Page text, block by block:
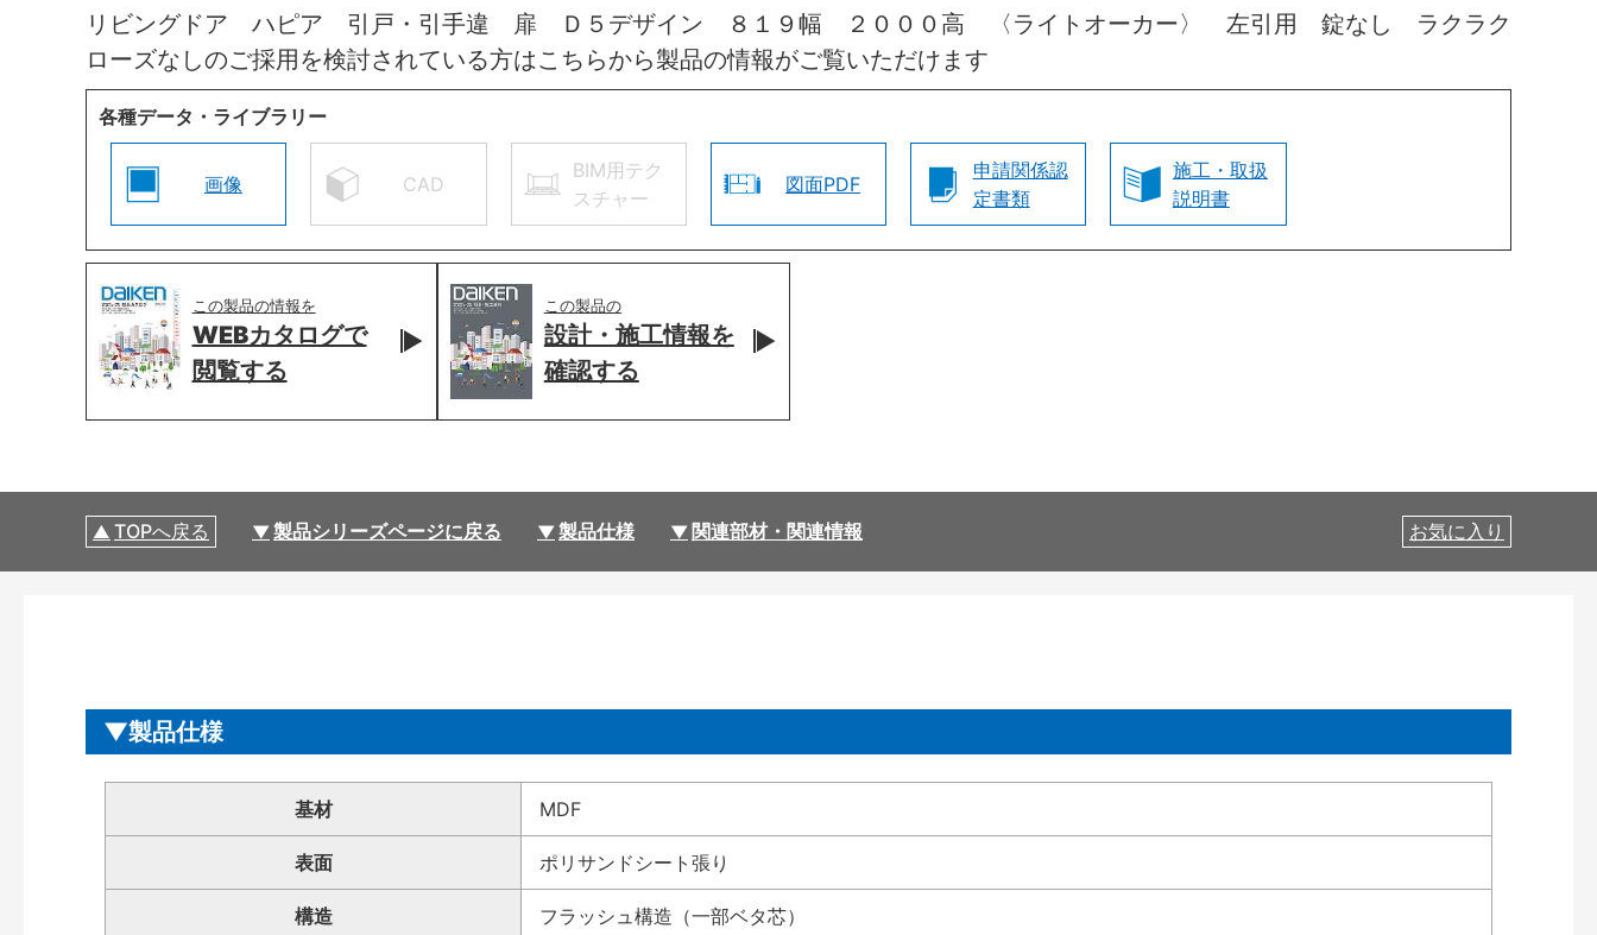
リビングドア ハピア 引戸・引手違 扉 Ｄ５デザイン ８１９幅 ２０００高 〈ライトオーカー〉 左引用 錠なし ラクラク
ローズなしのご採用を検討されている方はこちらから製品の情報がご覧いただけます
各種データ・ライブラリー
画像 CAD
BIM用テク
スチャー
図面PDF
申請関係認
定書類
施工・取扱
説明書
この製品の情報を
WEBカタログで
閲覧する
この製品の
設計・施工情報を
確認する
TOPへ戻る 製品シリーズページに戻る 製品仕様 関連部材・関連情報 お気に入り
製品仕様
基材 MDF
表面 ポリサンドシート張り
構造 フラッシュ構造（一部ベタ芯）